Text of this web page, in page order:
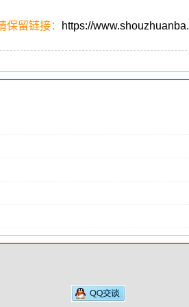
留链接： https://